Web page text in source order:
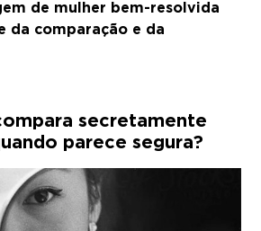
de mulher bem-resolvida
da comparação e da
secretamente
parece segura?